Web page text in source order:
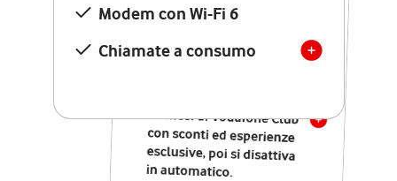
Modem con Wi-Fi 6
Chiamate a consumo
Chiamate illimitate verso
numeri fissi e mobili
nazionali
12 mesi di Vodafone Club
con sconti ed esperienze
esclusive, poi si disattiva
in automatico.